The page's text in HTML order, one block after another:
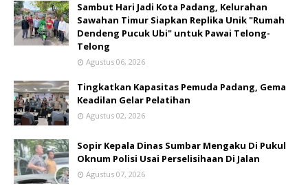
Sambut Hari Jadi Kota Padang, Kelurahan
Sawahan Timur Siapkan Replika Unik "Rumah
Dendeng Pucuk Ubi" untuk Pawai Telong-
Telong
Agustus 06, 2026
Tingkatkan Kapasitas Pemuda Padang, Gema
Keadilan Gelar Pelatihan
Agustus 02, 2026
Sopir Kepala Dinas Sumbar Mengaku Di Pukul
Oknum Polisi Usai Perselisihaan Di Jalan
Agustus 07, 2026